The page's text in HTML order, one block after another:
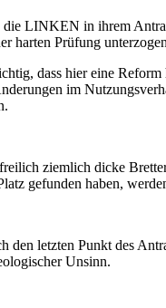
LINKEN in ihrem
harten Prüfung
dass hier eine
im
ziemlich dicke
gefunden haben,
den letzten Punkt des
Unsinn.